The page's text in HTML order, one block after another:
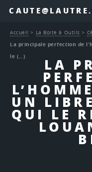
LA
UN
QUI LE
Accueil > La Boite à Outils >
La principale perfection de
le (…)